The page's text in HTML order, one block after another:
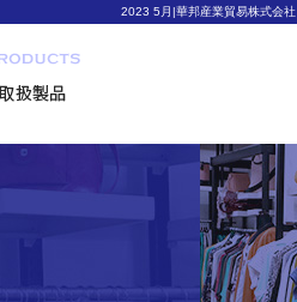
2023 5月|華邦産業貿易株式会社